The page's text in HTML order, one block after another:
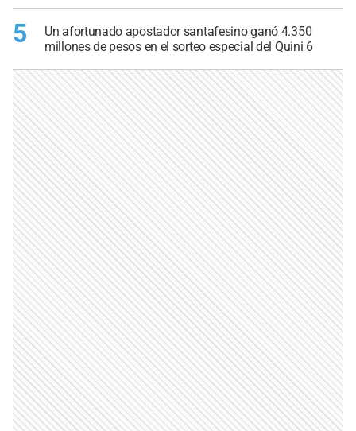
5
Un afortunado apostador santafesino ganó 4.350
millones de pesos en el sorteo especial del Quini 6